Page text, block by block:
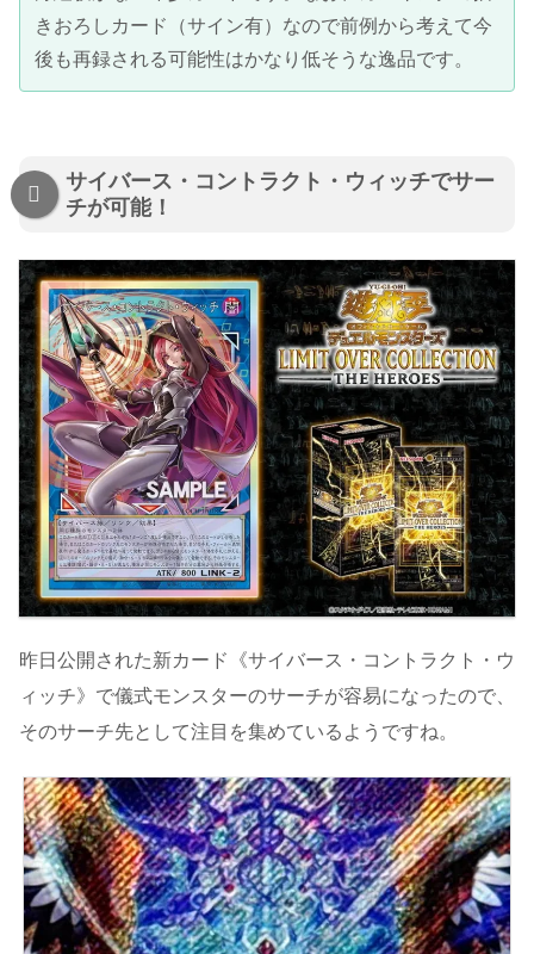
きおろしカード（サイン有）なので前例から考えて今
後も再録される可能性はかなり低そうな逸品です。
サイバース・コントラクト・ウィッチでサー
チが可能！
昨日公開された新カード《サイバース・コントラクト・ウ
ィッチ》で儀式モンスターのサーチが容易になったので、
そのサーチ先として注目を集めているようですね。